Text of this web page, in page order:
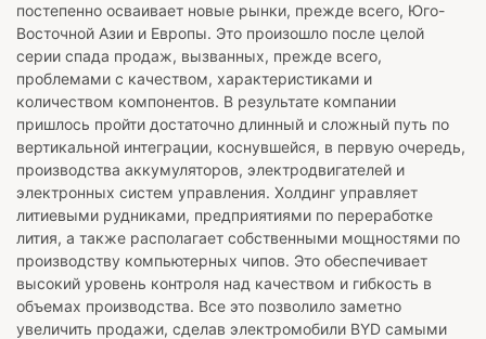
постепенно осваивает новые рынки, прежде всего, Юго-
Восточной Азии и Европы. Это произошло после целой
серии спада продаж, вызванных, прежде всего,
проблемами с качеством, характеристиками и
количеством компонентов. В результате компании
пришлось пройти достаточно длинный и сложный путь по
вертикальной интеграции, коснувшейся, в первую очередь,
производства аккумуляторов, электродвигателей и
электронных систем управления. Холдинг управляет
литиевыми рудниками, предприятиями по переработке
лития, а также располагает собственными мощностями по
производству компьютерных чипов. Это обеспечивает
высокий уровень контроля над качеством и гибкость в
объемах производства. Все это позволило заметно
увеличить продажи, сделав электромобили BYD самыми